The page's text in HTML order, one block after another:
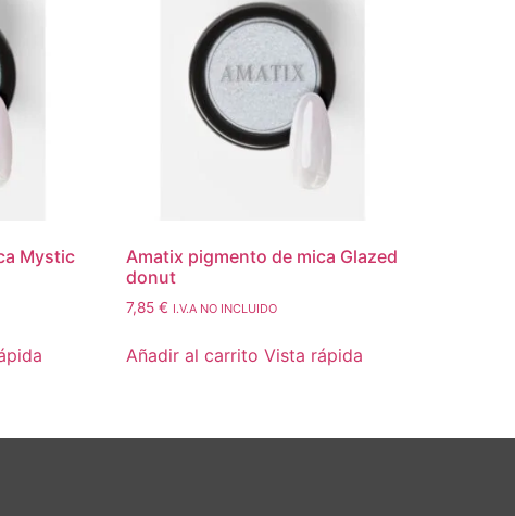
Mystic
Amatix pigmento de mica Glazed
donut
7,85€ I.V.A NO INCLUIDO
Añadir al carrito Vista rápida